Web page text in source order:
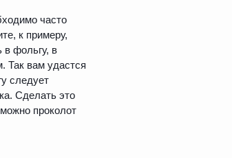
часто
к примеру,
в фольгу, в
Так вам удастся
следует
Сделать это
проколот